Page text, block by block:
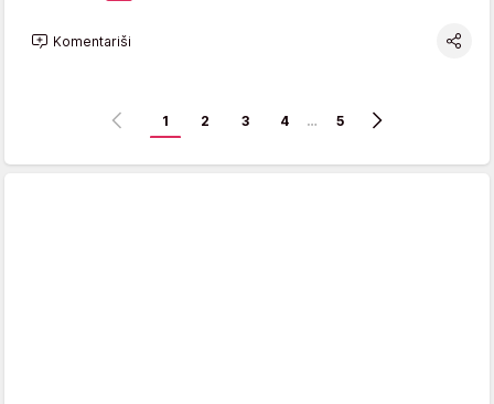
Komentariši
1 2 3 4 … 5